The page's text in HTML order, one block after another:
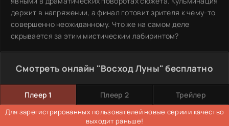
держит в напряжении, а финал готовит зрителя к чему-то
совершенно неожиданному. Что же на самом деле
скрывается за этим мистическим лабиринтом?
Смотреть онлайн "Восход Луны" бесплатно
Плеер 1 Плеер 2 Трейлер
Для зарегистрированных пользователей новые серии и качество
выходит раньше!